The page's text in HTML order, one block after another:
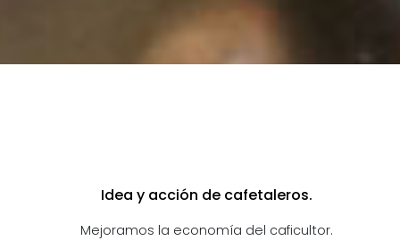
Idea y acción de cafetaleros.
Mejoramos la economía del caficultor.